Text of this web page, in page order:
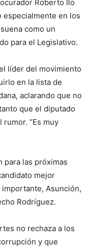
Roberto Ilo
especialmente en los
como un
para el Legislativo.
líder del movimiento
en la lista de
aclarando que no
que el diputado
“Es muy
para las próximas
mejor
Asunción,
Rodríguez.
no rechaza a los
y que